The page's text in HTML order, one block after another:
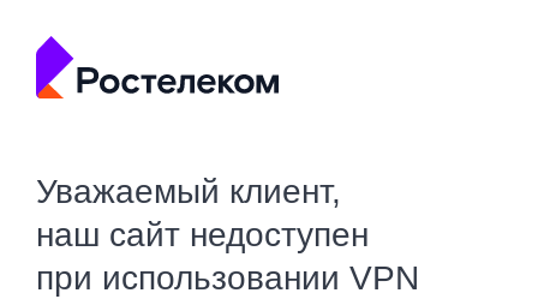
Уважаемый клиент,
наш сайт недоступен
при использовании VPN